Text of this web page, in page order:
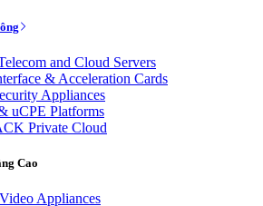
and Cloud Servers
& Acceleration Cards
Appliances
uCPE Platforms
Private Cloud
Cao
Appliances